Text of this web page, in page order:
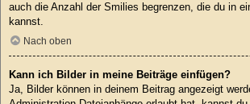
auch die Anzahl der Smilies begrenzen, die du in
kannst.
Nach oben
Kann ich Bilder in meine Beiträge einfügen?
Ja, Bilder können in deinem Beitrag angezeigt